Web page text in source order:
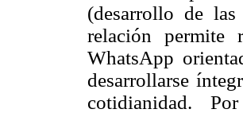
(desarrollo de
relación permite
WhatsApp
desarrollarse
cotidianidad.